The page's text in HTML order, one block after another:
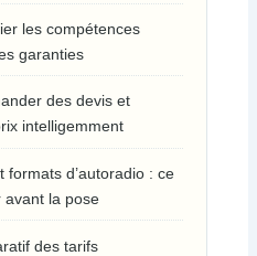
les compétences
garanties
des devis et
intelligemment
formats d’autoradio : ce
avant la pose
des tarifs